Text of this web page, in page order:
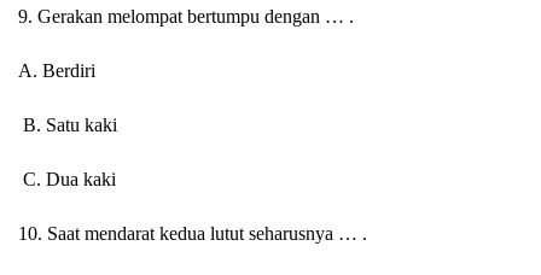
9. Gerakan melompat bertumpu dengan … .
A. Berdiri
B. Satu kaki
C. Dua kaki
10. Saat mendarat kedua lutut seharusnya … .